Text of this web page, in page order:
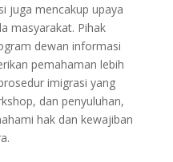
juga mencakup upaya
masyarakat. Pihak
dewan informasi
pemahaman lebih
imigrasi yang
dan penyuluhan,
hak dan kewajiban